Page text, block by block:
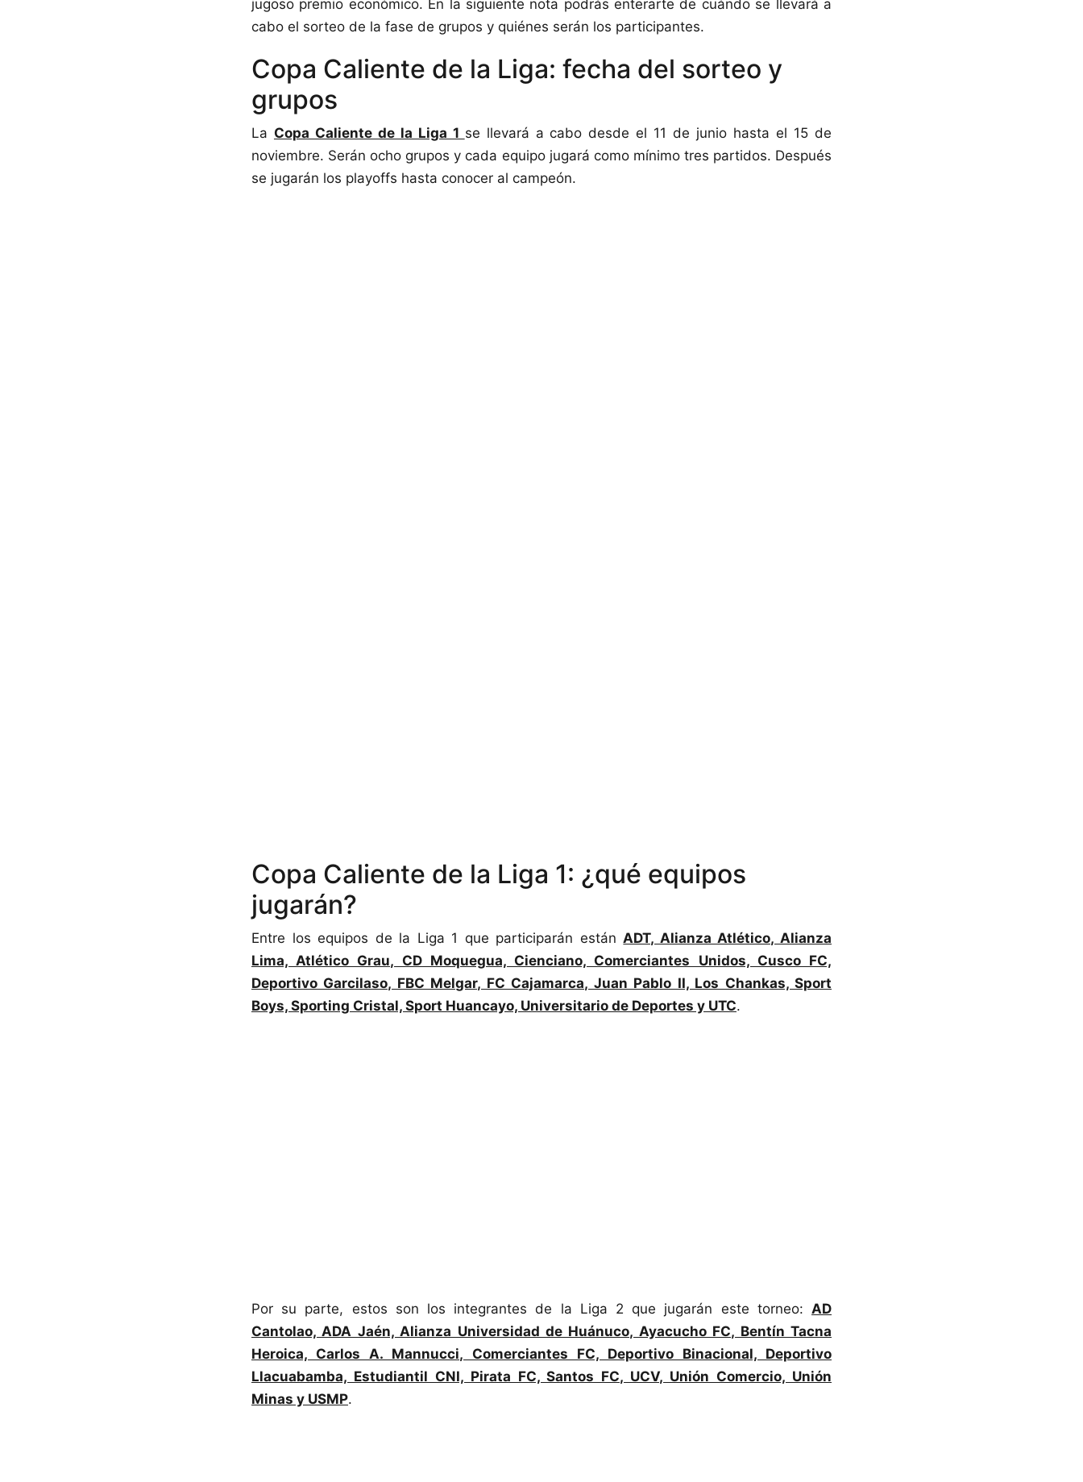
jugoso premio económico. En la siguiente nota podrás enterarte de cuándo se llevará a
cabo el sorteo de la fase de grupos y quiénes serán los participantes.
Copa Caliente de la Liga: fecha del sorteo y
grupos
La Copa Caliente de la Liga 1 se llevará a cabo desde el 11 de junio hasta el 15 de
noviembre. Serán ocho grupos y cada equipo jugará como mínimo tres partidos. Después
se jugarán los playoffs hasta conocer al campeón.
Copa Caliente de la Liga 1: ¿qué equipos
jugarán?
Entre los equipos de la Liga 1 que participarán están ADT, Alianza Atlético, Alianza
Lima, Atlético Grau, CD Moquegua, Cienciano, Comerciantes Unidos, Cusco FC,
Deportivo Garcilaso, FBC Melgar, FC Cajamarca, Juan Pablo II, Los Chankas, Sport
Boys, Sporting Cristal, Sport Huancayo, Universitario de Deportes y UTC.
Por su parte, estos son los integrantes de la Liga 2 que jugarán este torneo: AD
Cantolao, ADA Jaén, Alianza Universidad de Huánuco, Ayacucho FC, Bentín Tacna
Heroica, Carlos A. Mannucci, Comerciantes FC, Deportivo Binacional, Deportivo
Llacuabamba, Estudiantil CNI, Pirata FC, Santos FC, UCV, Unión Comercio, Unión
Minas y USMP.